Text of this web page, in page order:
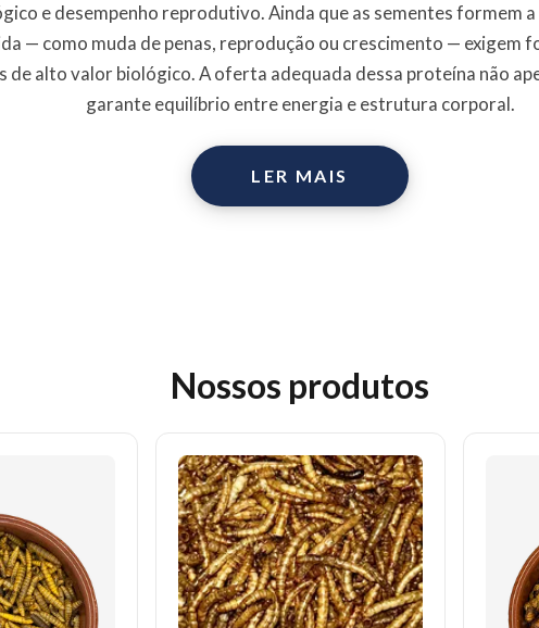
e desempenho reprodutivo. Ainda que as sementes formem
— como muda de penas, reprodução ou crescimento — exigem
de alto valor biológico. A oferta adequada dessa proteína não
garante equilíbrio entre energia e estrutura corporal.
LER MAIS
ósseo e muscular:especialmente importante em filhotes e
e ao comportamento ativo:resultado da melhora na disposição e no
deficiências nutricionais ocultas:minimiza quedas de penas e
de fecundidade:
aves bem nutridas apresentam ciclos reprodutivos
Nossos produtos